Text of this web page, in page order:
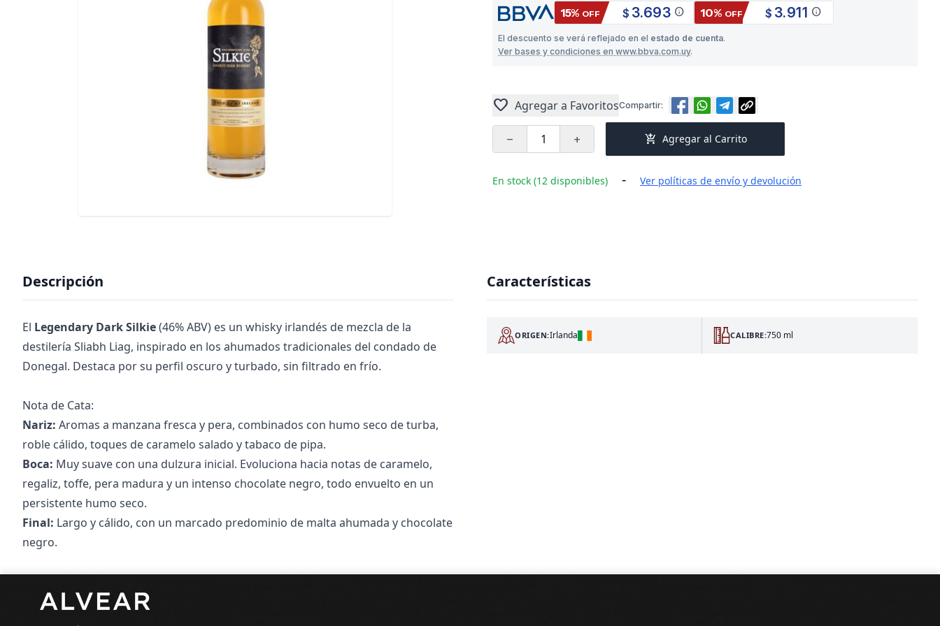
15% OFF $ 3.693 info 10% OFF $ 3.911 info
El descuento se verá reflejado en el estado de cuenta.
Ver bases y condiciones en www.bbva.com.uy.
Compartir:
favorite Agregar a Favoritos
remove add add_shopping_cart Agregar al Carrito
En stock (12 disponibles) - Ver políticas de envío y devolución
Descripción
El Legendary Dark Silkie(46% ABV) es un whisky irlandés de mezcla de la
destilería Sliabh Liag, inspirado en los ahumados tradicionales del condado de
Donegal. Destaca por su perfil oscuro y turbado, sin filtrado en frío.
Nota de Cata:
Nariz: Aromas a manzana fresca y pera, combinados con humo seco de turba,
roble cálido, toques de caramelo salado y tabaco de pipa.
Boca: Muy suave con una dulzura inicial. Evoluciona hacia notas de caramelo,
regaliz, toffe, pera madura y un intenso chocolate negro, todo envuelto en un
persistente humo seco.
Final: Largo y cálido, con un marcado predominio de malta ahumada y chocolate
negro.
Características
ORIGEN:Irlanda CALIBRE:750 ml